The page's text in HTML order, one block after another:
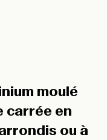
moulé
carrée en
ou à